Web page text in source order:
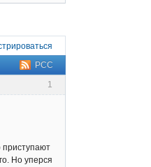
РСС
1
приступают
Но уперся